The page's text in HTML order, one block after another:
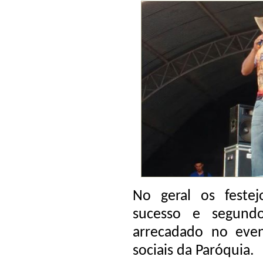
No geral os
sucesso e
arrecadado no
sociais da Paróquia.